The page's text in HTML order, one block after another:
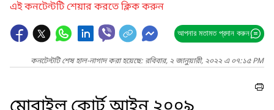
এই কনটেন্টটি শেয়ার করতে ক্লিক করুন
আপনার মতামত প্রদান করুন
কনটেন্টটি শেষ হাল-নাগাদ করা হয়েছে: রবিবার, ২ জানুয়ারী, ২০২২ এ ০৭:১৫ PM